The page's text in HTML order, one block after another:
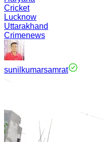
Cricket
Lucknow
Uttarakhand
Crimenews
sunilkumarsamrat